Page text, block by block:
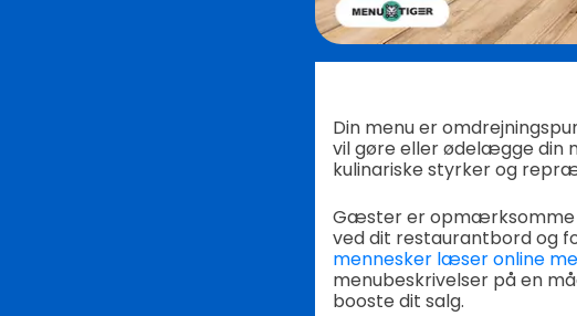
Din menu er
vil gøre eller ødelægge din
kulinariske styrker og
Gæster er opmærksomme
ved dit restaurantbord og
mennesker læser online
menubeskrivelser på en
booste dit salg.